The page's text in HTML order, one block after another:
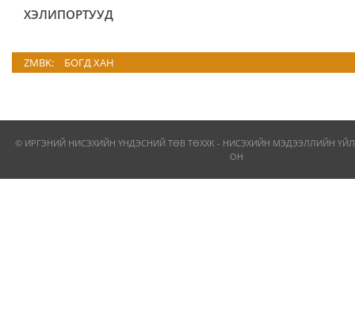
ХЭЛИПОРТУУД
ZMBK: БОГД ХАН
© ИРГЭНИЙ НИСЭХИЙН ҮНДЭСНИЙ ТӨВ ТӨХХК - НИСЭХИЙН МЭДЭЭЛЛИЙН
ОН